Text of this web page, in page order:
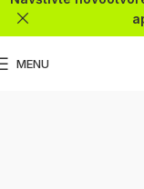
MENU